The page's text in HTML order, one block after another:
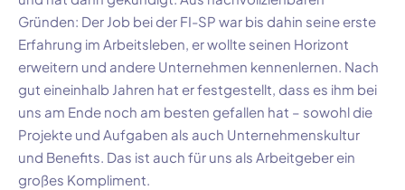
Gründen: Der Job bei der FI-SP war bis dahin seine erste
Erfahrung im Arbeitsleben, er wollte seinen Horizont
erweitern und andere Unternehmen kennenlernen. Nach
gut eineinhalb Jahren hat er festgestellt, dass es ihm bei
uns am Ende noch am besten gefallen hat – sowohl die
Projekte und Aufgaben als auch Unternehmenskultur
und Benefits. Das ist auch für uns als Arbeitgeber ein
großes Kompliment.